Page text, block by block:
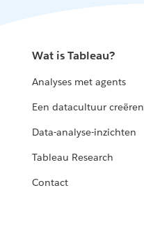
Wat is Tableau?
Analyses met agents
Een datacultuur creëren
Data-analyse-inzichten
Tableau Research
Contact